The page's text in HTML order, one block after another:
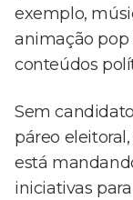
exemplo,
animação pop
conteúdos
Sem
páreo
está
iniciativas